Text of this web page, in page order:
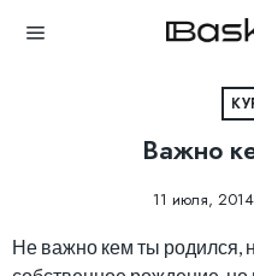
Важно
11 июля, 2014
Не важно кем ты родился,